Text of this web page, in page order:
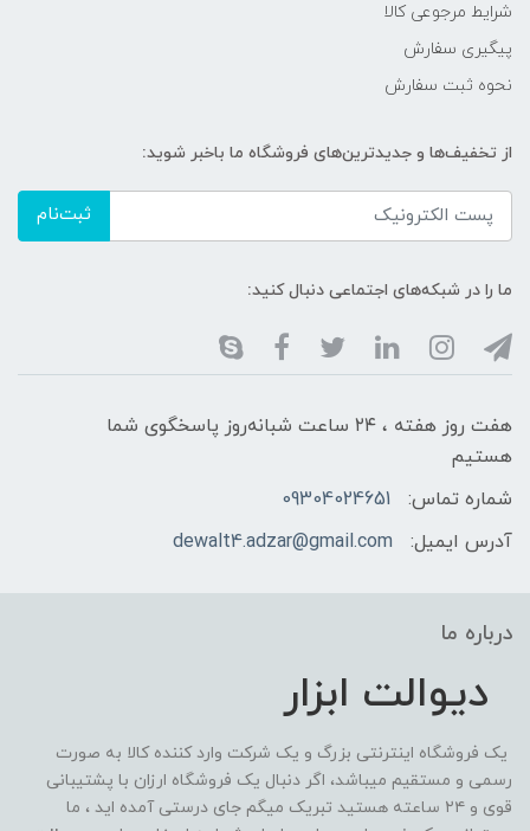
شرایط مرجوعی کالا
پیگیری سفارش
نحوه ثبت سفارش
از تخفیف‌ها و جدیدترین‌های فروشگاه ما باخبر شوید:
ثبت‌نام
ما را در شبکه‌های اجتماعی دنبال کنید:
هفت روز هفته ، ۲۴ ساعت شبانه‌روز پاسخگوی شما
هستیم
شماره تماس:
09304024651
آدرس ایمیل:
dewalt4.adzar@gmail.com
درباره ما
دیوالت ابزار
یک فروشگاه اینترنتی بزرگ و یک شرکت وارد کننده کالا به صورت
رسمی و مستقیم میباشد، اگر دنبال یک فروشگاه ارزان با پشتیبانی
قوی و ۲۴ ساعته هستید تبریک میگم جای درستی آمده اید ، ما